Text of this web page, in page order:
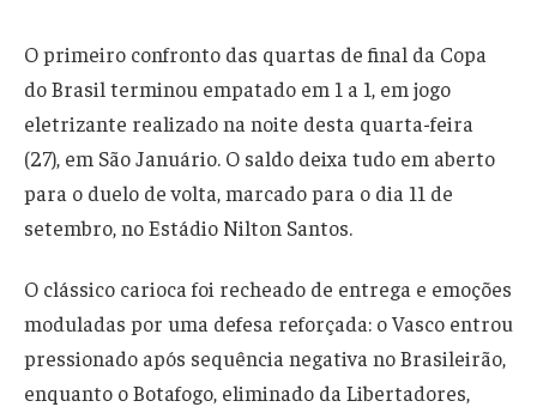
O primeiro confronto das quartas de final da Copa
do Brasil terminou empatado em 1 a 1, em jogo
eletrizante realizado na noite desta quarta-feira
(27), em São Januário. O saldo deixa tudo em aberto
para o duelo de volta, marcado para o dia 11 de
setembro, no Estádio Nilton Santos.
O clássico carioca foi recheado de entrega e emoções
moduladas por uma defesa reforçada: o Vasco entrou
pressionado após sequência negativa no Brasileirão,
enquanto o Botafogo, eliminado da Libertadores,